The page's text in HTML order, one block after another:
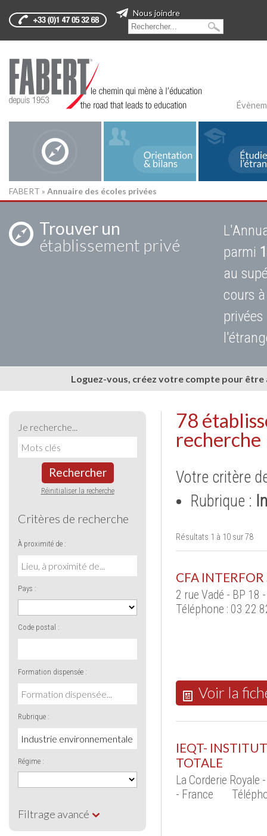
Nous joindre
FABERT » Annuaire des écoles privées
Trouver un
établissement privé
parmi
au
cours
Loguez-vous, créez votre compte pour
Je recherche...
Rechercher
Réinitialiser la recherche
Critères de recherche
À proximité de :
Pays :
Code postal :
Formation dispensée :
Rubrique :
Régime :
Filtrage avancé
78
recherche
Votre critère
Rubrique :
Résultats 1 à 10 sur 78
CFA INTERFOR
2 rue Vadé - BP 18
Téléphone : 03 22
Voir la
IEQT-
TOTALE
La Corderie Royale
- France